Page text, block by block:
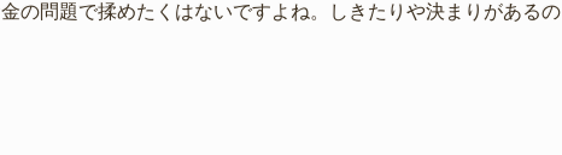
の問題で揉めたくはないですよね。しきたりや決まりがあるの